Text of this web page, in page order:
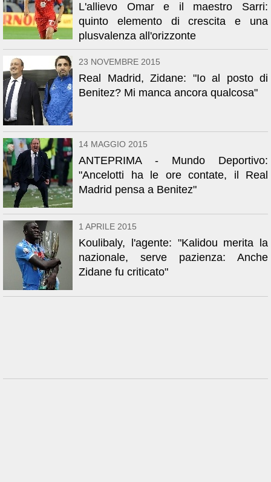
L'allievo Omar e il maestro Sarri:
quinto elemento di crescita e una
plusvalenza all'orizzonte
23 NOVEMBRE 2015
Real Madrid, Zidane: "Io al posto di
Benitez? Mi manca ancora qualcosa"
14 MAGGIO 2015
ANTEPRIMA - Mundo Deportivo:
"Ancelotti ha le ore contate, il Real
Madrid pensa a Benitez"
1 APRILE 2015
Koulibaly, l'agente: "Kalidou merita la
nazionale, serve pazienza: Anche
Zidane fu criticato"